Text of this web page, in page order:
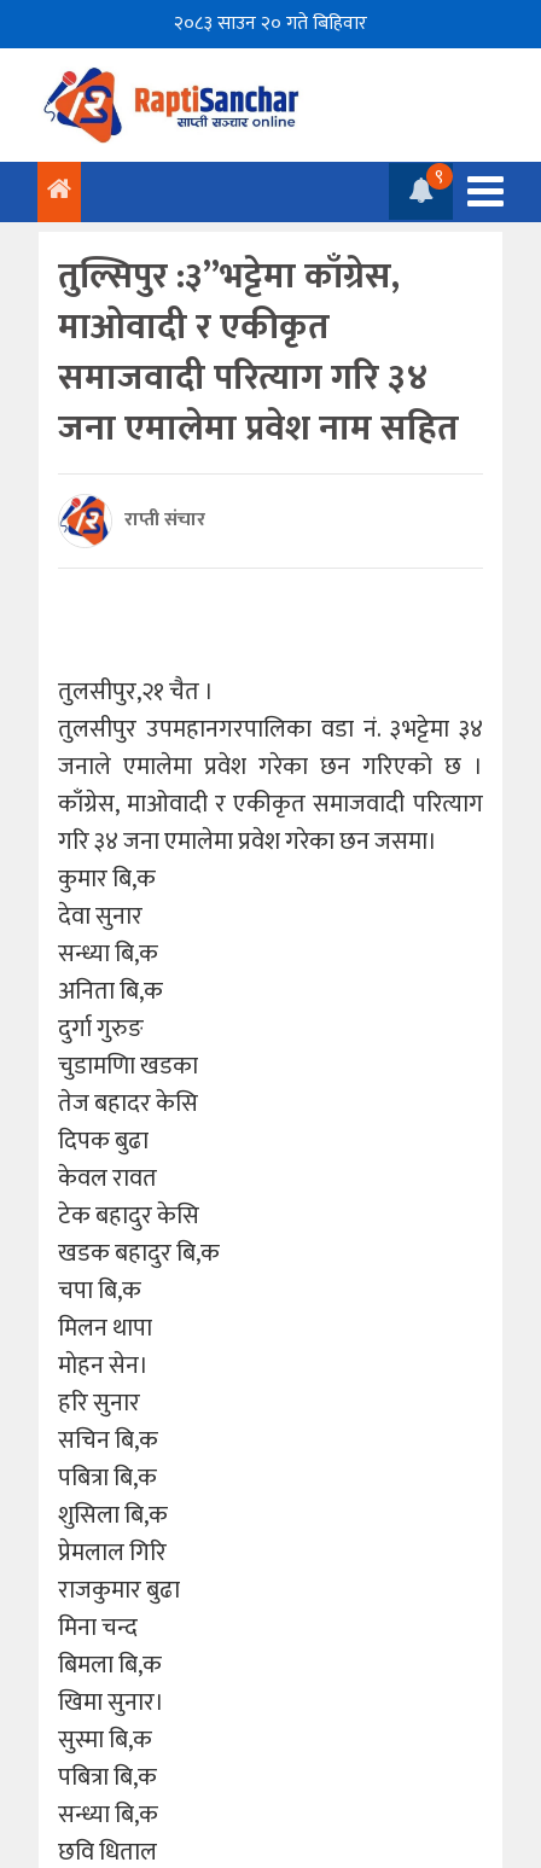
२०८३ साउन २० गते बिहिवार
९
तुल्सिपुर :३”भट्टेमा काँग्रेस,
माओवादी र एकीकृत
समाजवादी परित्याग गरि ३४
जना एमालेमा प्रवेश नाम सहित
राप्ती संचार
तुलसीपुर,२१ चैत ।
तुलसीपुर उपमहानगरपालिका वडा नं. ३भट्टेमा ३४
जनाले एमालेमा प्रवेश गरेका छन गरिएको छ ।
काँग्रेस, माओवादी र एकीकृत समाजवादी परित्याग
गरि ३४ जना एमालेमा प्रवेश गरेका छन जसमा।
कुमार बि,क
देवा सुनार
सन्ध्या बि,क
अनिता बि,क
दुर्गा गुरुङ
चुडामणिा खडका
तेज बहादर केसि
दिपक बुढा
केवल रावत
टेक बहादुर केसि
खडक बहादुर बि,क
चपा बि,क
मिलन थापा
माेहन सेन।
हरि सुनार
सचिन बि,क
पबित्रा बि,क
शुसिला बि,क
प्रेमलाल गिरि
राजकुमार बुढा
मिना चन्द
बिमला बि,क
खिमा सुनार।
सुस्मा बि,क
पबित्रा बि,क
सन्ध्या बि,क
छवि धिताल